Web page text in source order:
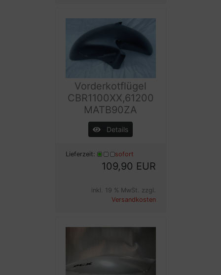
Vorderkotflügel
CBR1100XX,61200
MATB90ZA
Details
Lieferzeit: sofort
109,90 EUR
inkl. 19 % MwSt. zzgl.
Versandkosten